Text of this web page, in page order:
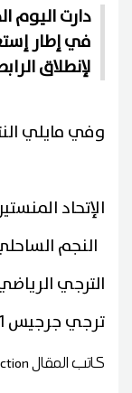
دارت اليوم
في إطار
لإنطلاق
وفي مايلي
الإتحاد المنستيري 0-2 إتحاد
النجم الساحلي 0-0 الأولمبي
الترجي الرياضي 1-0 سان بيدرو
ترجي جرجيس 1-2 إتحاد خنشلة
كاتب المقال